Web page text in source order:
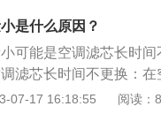
9、没有匹配独立后排
后排出风口才能够正常
使用。
杂质，如果杂质积攒太
是什么原因？
可能是空调滤芯长时
滤芯长时间不更换：
阻变得很大，风量自
07-17 16:18:55 阅读：